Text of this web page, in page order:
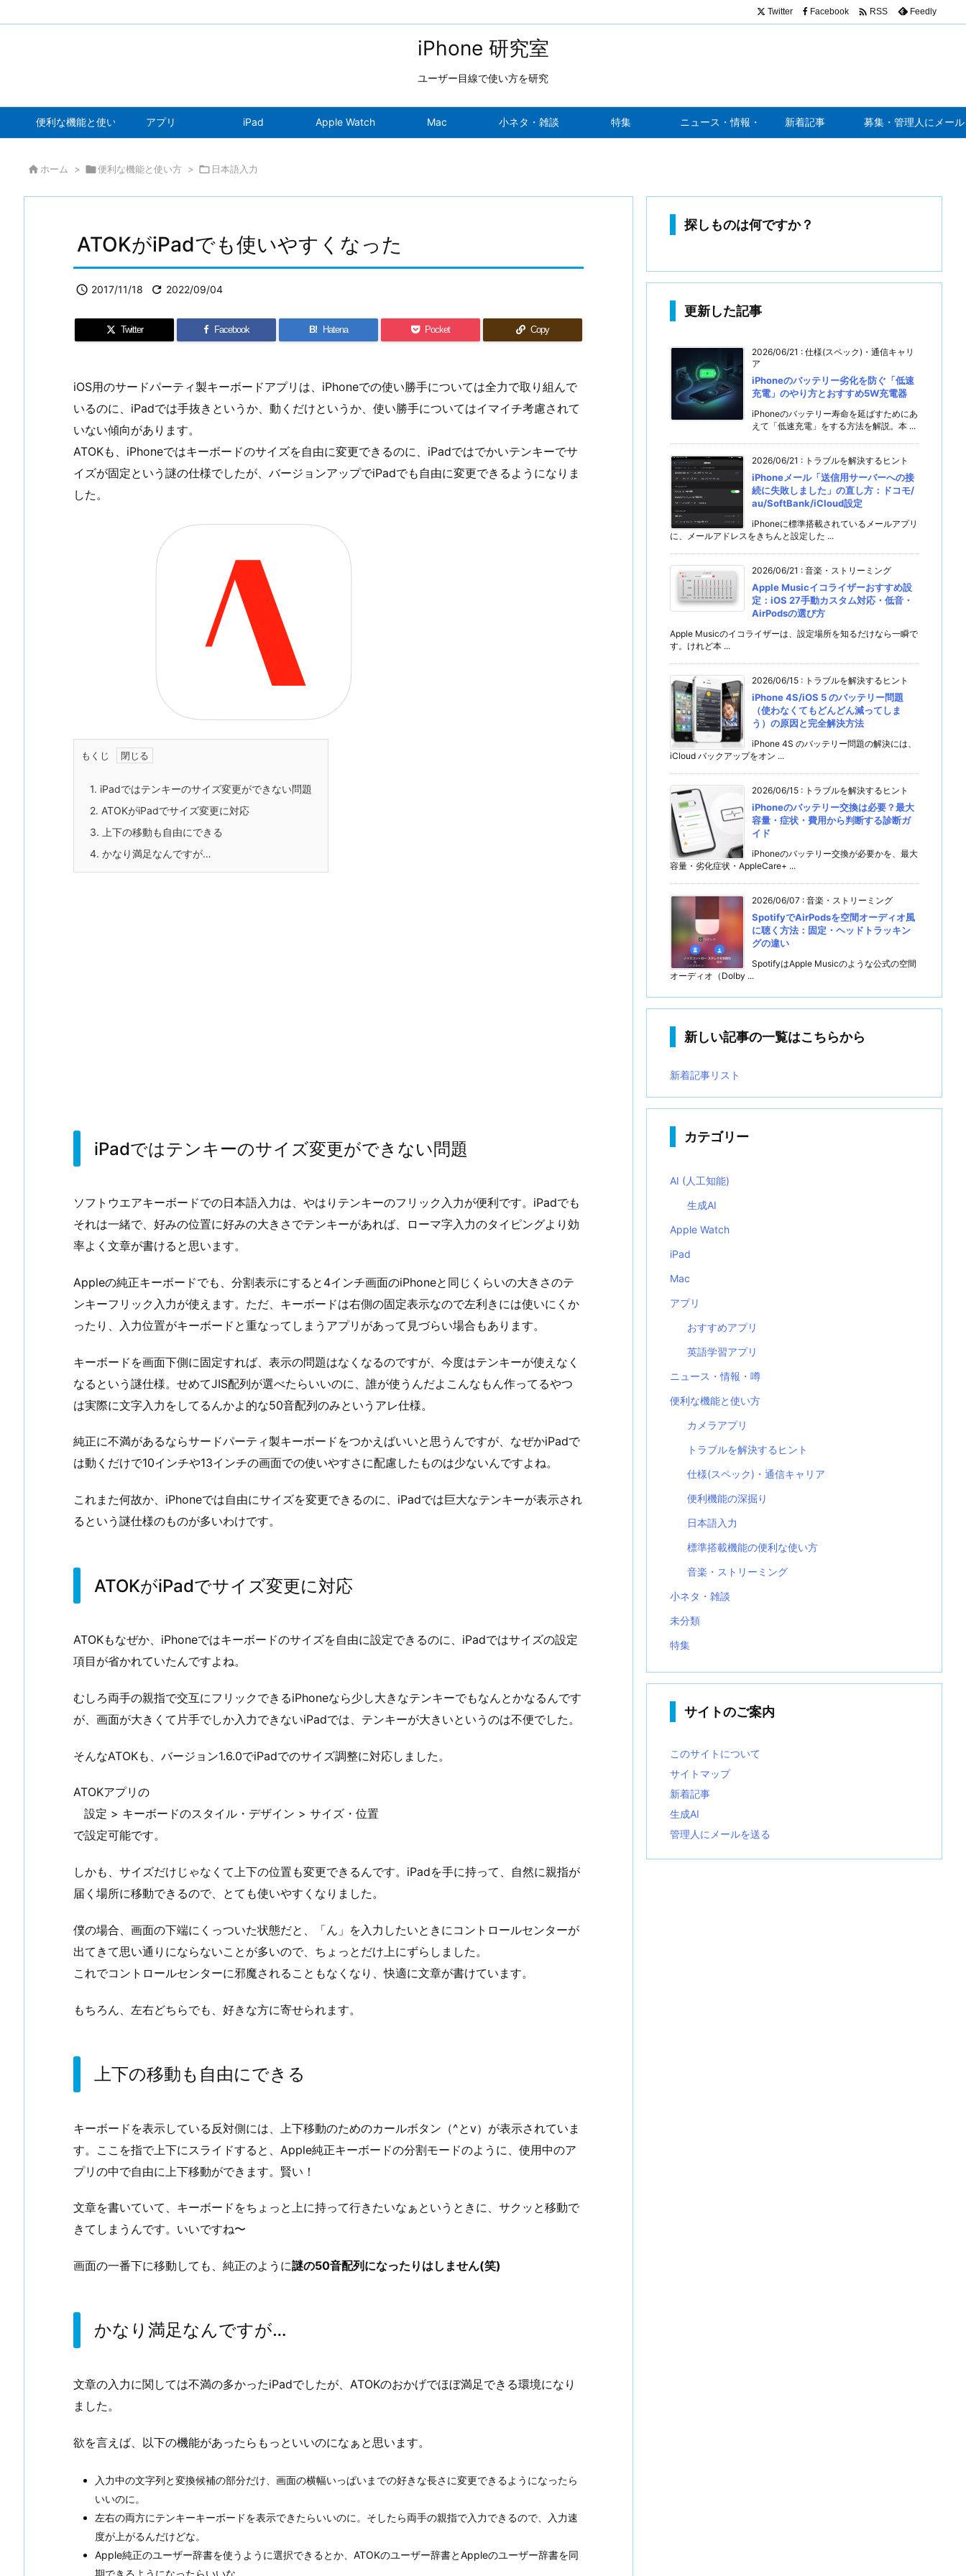
iPhone 研究室
ユーザー目線で使い方を研究
便利な機能と使い方 アプリ iPad Apple Watch Mac 小ネタ・雑談 特集 ニュース・情報・噂 新着記事 募集・管理人にメール
Twitter Facebook  RSS Feedly
 ホーム > 便利な機能と使い方 >  日本語入力
ATOKがiPadでも使いやすくなった
 2017/11/18  2022/09/04
Twitter Facebook B! Hatena Pocket Copy
iOS用のサードパーティ製キーボードアプリは、iPhoneでの使い勝手については全力で取り組んで
いるのに、iPadでは手抜きというか、動くだけというか、使い勝手についてはイマイチ考慮されて
いない傾向があります。
ATOKも、iPhoneではキーボードのサイズを自由に変更できるのに、iPadではでかいテンキーでサ
イズが固定という謎の仕様でしたが、バージョンアップでiPadでも自由に変更できるようになりま
した。
もくじ
1. iPadではテンキーのサイズ変更ができない問題
2. ATOKがiPadでサイズ変更に対応
3. 上下の移動も自由にできる
4. かなり満足なんですが…
iPadではテンキーのサイズ変更ができない問題
ソフトウエアキーボードでの日本語入力は、やはりテンキーのフリック入力が便利です。iPadでも
それは一緒で、好みの位置に好みの大きさでテンキーがあれば、ローマ字入力のタイピングより効
率よく文章が書けると思います。
Appleの純正キーボードでも、分割表示にすると4インチ画面のiPhoneと同じくらいの大きさのテ
ンキーフリック入力が使えます。ただ、キーボードは右側の固定表示なので左利きには使いにくか
ったり、入力位置がキーボードと重なってしまうアプリがあって見づらい場合もあります。
キーボードを画面下側に固定すれば、表示の問題はなくなるのですが、今度はテンキーが使えなく
なるという謎仕様。せめてJIS配列が選べたらいいのに、誰が使うんだよこんなもん作ってるやつ
は実際に文字入力をしてるんかよ的な50音配列のみというアレ仕様。
純正に不満があるならサードパーティ製キーボードをつかえばいいと思うんですが、なぜかiPadで
は動くだけで10インチや13インチの画面での使いやすさに配慮したものは少ないんですよね。
これまた何故か、iPhoneでは自由にサイズを変更できるのに、iPadでは巨大なテンキーが表示され
るという謎仕様のものが多いわけです。
ATOKがiPadでサイズ変更に対応
ATOKもなぜか、iPhoneではキーボードのサイズを自由に設定できるのに、iPadではサイズの設定
項目が省かれていたんですよね。
むしろ両手の親指で交互にフリックできるiPhoneなら少し大きなテンキーでもなんとかなるんです
が、画面が大きくて片手でしか入力できないiPadでは、テンキーが大きいというのは不便でした。
そんなATOKも、バージョン1.6.0でiPadでのサイズ調整に対応しました。
ATOKアプリの
設定 > キーボードのスタイル・デザイン > サイズ・位置
で設定可能です。
しかも、サイズだけじゃなくて上下の位置も変更できるんです。iPadを手に持って、自然に親指が
届く場所に移動できるので、とても使いやすくなりました。
僕の場合、画面の下端にくっついた状態だと、「ん」を入力したいときにコントロールセンターが
出てきて思い通りにならないことが多いので、ちょっとだけ上にずらしました。
これでコントロールセンターに邪魔されることもなくなり、快適に文章が書けています。
もちろん、左右どちらでも、好きな方に寄せられます。
上下の移動も自由にできる
キーボードを表示している反対側には、上下移動のためのカールボタン（^とv）が表示されていま
す。ここを指で上下にスライドすると、Apple純正キーボードの分割モードのように、使用中のア
プリの中で自由に上下移動ができます。賢い！
文章を書いていて、キーボードをちょっと上に持って行きたいなぁというときに、サクッと移動で
きてしまうんです。いいですね〜
画面の一番下に移動しても、純正のように謎の50音配列になったりはしません(笑)
かなり満足なんですが…
文章の入力に関しては不満の多かったiPadでしたが、ATOKのおかげでほぼ満足できる環境になり
ました。
欲を言えば、以下の機能があったらもっといいのになぁと思います。
入力中の文字列と変換候補の部分だけ、画面の横幅いっぱいまでの好きな長さに変更できるようになったら
いいのに。
左右の両方にテンキーキーボードを表示できたらいいのに。そしたら両手の親指で入力できるので、入力速
度が上がるんだけどな。
Apple純正のユーザー辞書を使うように選択できるとか、ATOKのユーザー辞書とAppleのユーザー辞書を同
探しものは何ですか？
更新した記事
2026/06/21 : 仕様(スペック)・通信キャリ
ア
iPhoneのバッテリー劣化を防ぐ「低速
充電」のやり方とおすすめ5W充電器
iPhoneのバッテリー寿命を延ばすためにあ
えて「低速充電」をする方法を解説。本 ...
2026/06/21 : トラブルを解決するヒント
iPhoneメール「送信用サーバーへの接
続に失敗しました」の直し方：ドコモ/
au/SoftBank/iCloud設定
iPhoneに標準搭載されているメールアプリ
に、メールアドレスをきちんと設定した ...
2026/06/21 : 音楽・ストリーミング
Apple Musicイコライザーおすすめ設
定：iOS 27手動カスタム対応・低音・
AirPodsの選び方
Apple Musicのイコライザーは、設定場所を知るだけなら一瞬で
す。けれど本 ...
2026/06/15 : トラブルを解決するヒント
iPhone 4S/iOS 5 のバッテリー問題
（使わなくてもどんどん減ってしま
う）の原因と完全解決方法
iPhone 4S のバッテリー問題の解決には、
iCloud バックアップをオン ...
2026/06/15 : トラブルを解決するヒント
iPhoneのバッテリー交換は必要？最大
容量・症状・費用から判断する診断ガ
イド
iPhoneのバッテリー交換が必要かを、最大
容量・劣化症状・AppleCare+ ...
2026/06/07 : 音楽・ストリーミング
SpotifyでAirPodsを空間オーディオ風
に聴く方法：固定・ヘッドトラッキン
グの違い
SpotifyはApple Musicのような公式の空間
オーディオ（Dolby ...
新しい記事の一覧はこちらから
新着記事リスト
カテゴリー
AI (人工知能)
生成AI
Apple Watch
iPad
Mac
アプリ
おすすめアプリ
英語学習アプリ
ニュース・情報・噂
便利な機能と使い方
カメラアプリ
トラブルを解決するヒント
仕様(スペック)・通信キャリア
便利機能の深掘り
日本語入力
標準搭載機能の便利な使い方
音楽・ストリーミング
小ネタ・雑談
未分類
特集
サイトのご案内
このサイトについて
サイトマップ
新着記事
生成AI
管理人にメールを送る